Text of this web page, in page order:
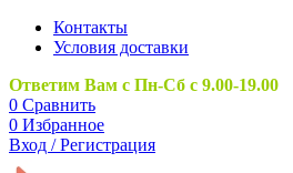
Контакты
Условия доставки
Ответим Вам с Пн-Сб с 9.00-19.00
0 Сравнить
0 Избранное
Вход / Регистрация